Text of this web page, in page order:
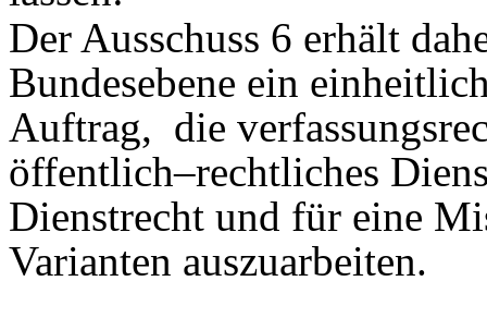
Der Ausschuss 6 erhält
Bundesebene ein
Auftrag, die
öffentlich–rechtliches
Dienstrecht und für eine
Varianten auszuarbeiten.